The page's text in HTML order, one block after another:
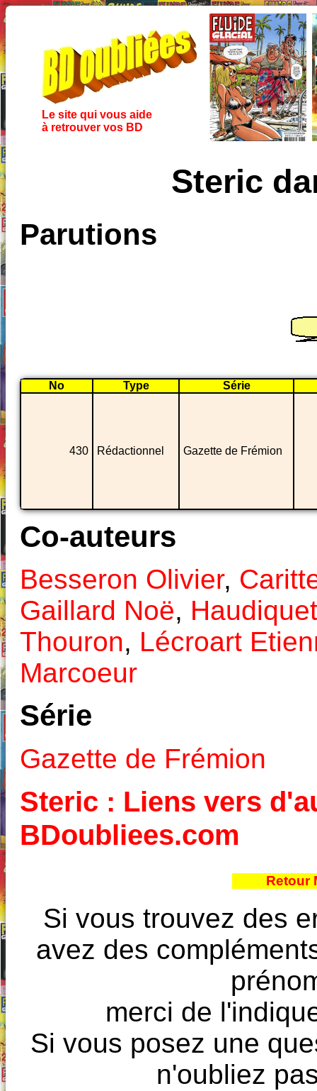
Le site qui vous aide
à retrouver vos BD
Steric
Parutions
No Type Série
430 Rédactionnel Gazette de Frémion
Co-auteurs
Besseron Olivier,
Gaillard Noë,
Thouron, Lécroart
Marcoeur
Série
Gazette de Frémion
Steric : Liens vers
BDoubliees.com
Retour
Si vous trouvez des
avez des
merci de
Si vous posez une
n'oubliez